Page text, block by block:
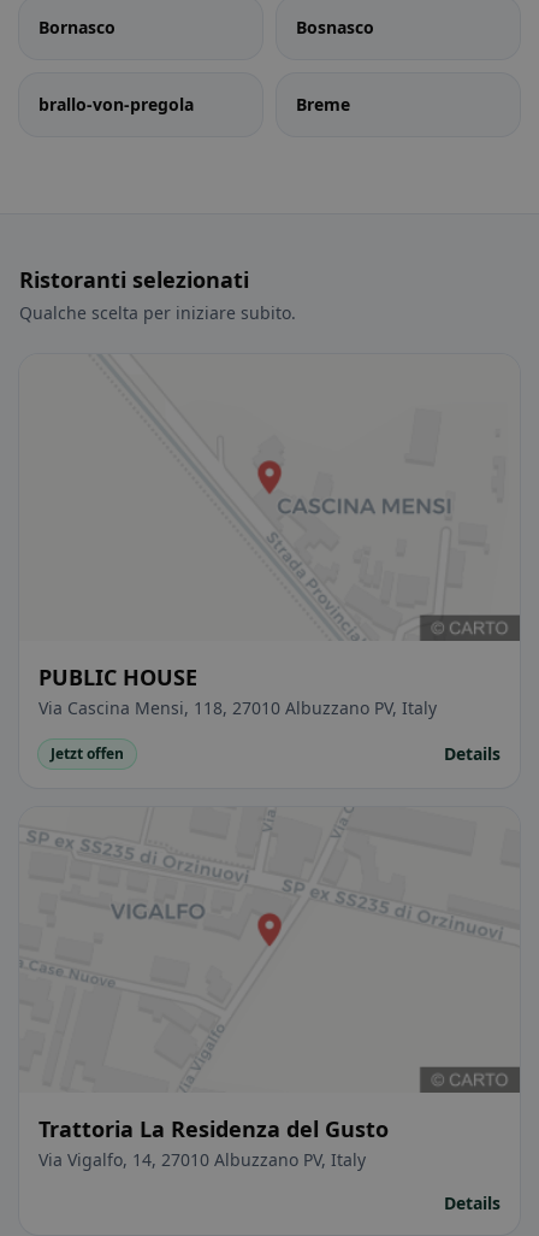
Bornasco Bosnasco
brallo-von-pregola Breme
Ristoranti selezionati
Qualche scelta per iniziare subito.
PUBLIC HOUSE
Via Cascina Mensi, 118, 27010 Albuzzano PV, Italy
Jetzt offen Details
Trattoria La Residenza del Gusto
Via Vigalfo, 14, 27010 Albuzzano PV, Italy
Details